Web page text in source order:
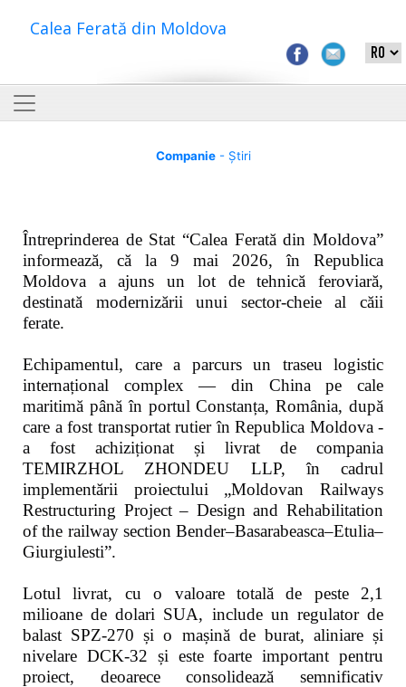
Calea Ferată din Moldova
Companie- Știri
Întreprinderea de Stat “Calea Ferată din Moldova”
informează, că la 9 mai 2026, în Republica
Moldova a ajuns un lot de tehnică feroviară,
destinată modernizării unui sector-cheie al căii
ferate.
Echipamentul, care a parcurs un traseu logistic
internațional complex — din China pe cale
maritimă până în portul Constanța, România, după
care a fost transportat rutier în Republica Moldova -
a fost achiziționat și livrat de compania
TEMIRZHOL ZHONDEU LLP, în cadrul
implementării proiectului „Moldovan Railways
Restructuring Project – Design and Rehabilitation
of the railway section Bender–Basarabeasca–Etulia–
Giurgiulesti”.
Lotul livrat, cu o valoare totală de peste 2,1
milioane de dolari SUA, include un regulator de
balast SPZ-270 și o mașină de burat, aliniare și
nivelare DCK-32 și este foarte important pentru
proiect, deoarece consolidează semnificativ